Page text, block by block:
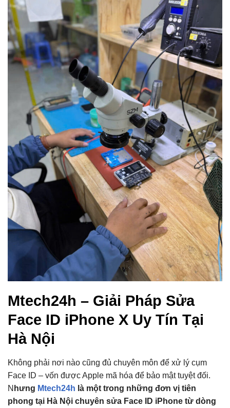
Mtech24h – Giải Pháp Sửa
Face ID iPhone X Uy Tín Tại
Hà Nội
Không phải nơi nào cũng đủ chuyên môn để xử lý cụm
Face ID – vốn được Apple mã hóa để bảo mật tuyệt đối.
N hưng Mtech24h là một trong những đơn vị tiên
phong tại Hà Nội chuyên sửa Face ID iPhone từ dòng